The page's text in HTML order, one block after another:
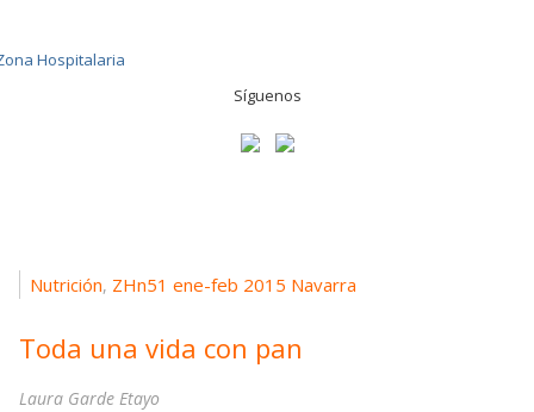
Síguenos
Nutrición, ZHn51 ene-feb 2015 Navarra
Toda una vida con pan
Laura Garde Etayo